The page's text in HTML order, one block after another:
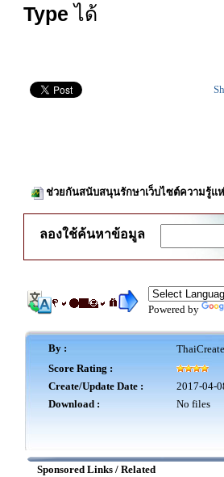
Type ได้
ช่วยกันสนับสนุนรักษาเว็บไซต์ความรู้แ
ลองใช้ค้นหาข้อมูล
Powered by
By :
Score Rating :
Create/Update Date :
2017-04-
Download :
No files
Sponsored Links / Related